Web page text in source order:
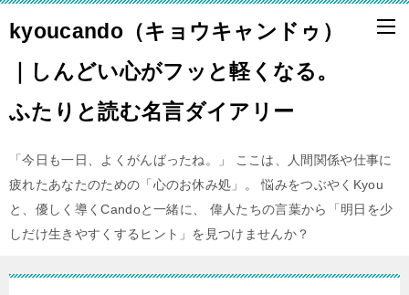
kyoucando（キョウキャンドゥ）
｜しんどい心がフッと軽くなる。
ふたりと読む名言ダイアリー
「今日も一日、よくがんばったね。」 ここは、人間関係や仕事に
疲れたあなたのための「心のお休み処」。 悩みをつぶやくKyou
と、優しく導くCandoと一緒に、 偉人たちの言葉から「明日を少
しだけ生きやすくするヒント」を見つけませんか？